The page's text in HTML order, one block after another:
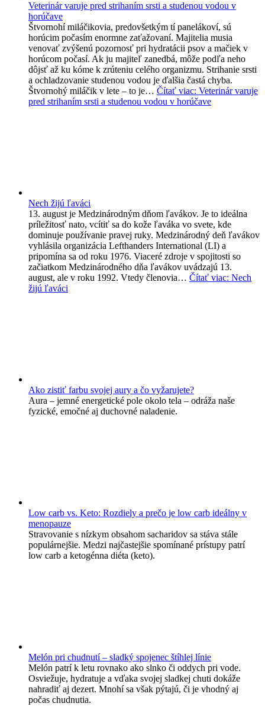
Veterinár varuje pred strihaním srsti a studenou vodou v
horúčave
Štvornohí miláčikovia, predovšetkým tí panelákoví, sú
horúcim počasím enormne zaťažovaní. Majitelia musia
venovať zvýšenú pozornosť pri hydratácii psov a mačiek v
horúcom počasí. Ak ju majiteľ zanedbá, môže podľa neho
dôjsť až ku kóme k zrúteniu celého organizmu. Strihanie srsti
a ochladzovanie studenou vodou je ďalšia častá chyba.
Štvornohý miláčik v lete – to je… Čítať viac: Veterinár varuje
pred strihaním srsti a studenou vodou v horúčave
Nech žijú ľaváci
13. august je Medzinárodným dňom ľavákov. Je to ideálna
príležitosť nato, vcítiť sa do kože ľaváka vo svete, kde
dominuje používanie pravej ruky. Medzinárodný deň ľavákov
vyhlásila organizácia Lefthanders International (LI) a
pripomína sa od roku 1976. Viaceré zdroje v spojitosti so
začiatkom Medzinárodného dňa ľavákov uvádzajú 13.
august, ale v roku 1992. Vtedy členovia… Čítať viac: Nech
žijú ľaváci
Ako zistiť farbu svojej aury a čo vyžarujete?
Aura – jemné energetické pole okolo tela – odráža naše
fyzické, emočné aj duchovné naladenie.
Low carb vs. Keto: Rozdiely a prečo je low carb ideálny v
menopauze
Stravovanie s nízkym obsahom sacharidov sa stáva stále
populárnejšie. Medzi najčastejšie spomínané prístupy patrí
low carb a ketogénna diéta (keto).
Melón pri chudnutí – sladký spojenec štíhlej línie
Melón patrí k letu rovnako ako slnko či oddych pri vode.
Osviežuje, hydratuje a vďaka svojej sladkej chuti dokáže
nahradiť aj dezert. Mnohí sa však pýtajú, či je vhodný aj
počas chudnutia.